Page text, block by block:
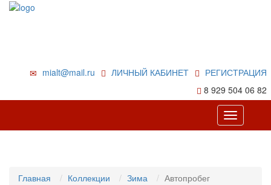
РЕГИСТРАЦИЯ
ЛИЧНЫЙ КАБИНЕТ
mialt@mail.ru
8 929 504 06 82
Toggle
navigation
Главная Коллекции Зима Автопробег